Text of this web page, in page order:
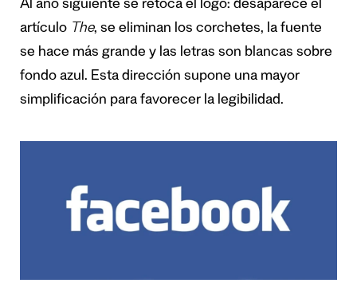
Al año siguiente se retoca el logo: desaparece el
artículo The, se eliminan los corchetes, la fuente
se hace más grande y las letras son blancas sobre
fondo azul. Esta dirección supone una mayor
simplificación para favorecer la legibilidad.